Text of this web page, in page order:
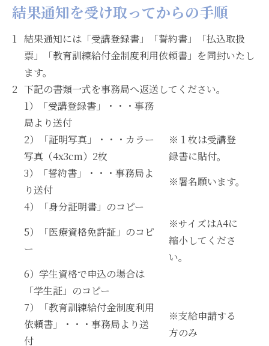
結果通知を受け取ってからの手順
結果通知には「受講登録書」「誓約書」「払込取扱
票」「教育訓練給付金制度利用依頼書」を同封いたし
ます。
下記の書類一式を事務局へ返送してください。
1）「受講登録書」・・・事務
局より送付
2）「証明写真」・・・カラー
写真（4x3cm）2枚
※ 1 枚は受講登
録書に貼付。
3）「誓約書」・・・事務局よ
り送付
※署名願います。
4）「身分証明書」のコピー
5）「医療資格免許証」のコピ
ー
※サイズはA4に
縮小してくださ
い。
6）学生資格で申込の場合は
「学生証」のコピー
7）「教育訓練給付金制度利用
依頼書」・・・事務局より送
付
※支給申請する
方のみ